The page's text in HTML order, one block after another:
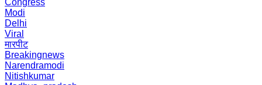
Congress
Modi
Delhi
Viral
मारपीट
Breakingnews
Narendramodi
Nitishkumar